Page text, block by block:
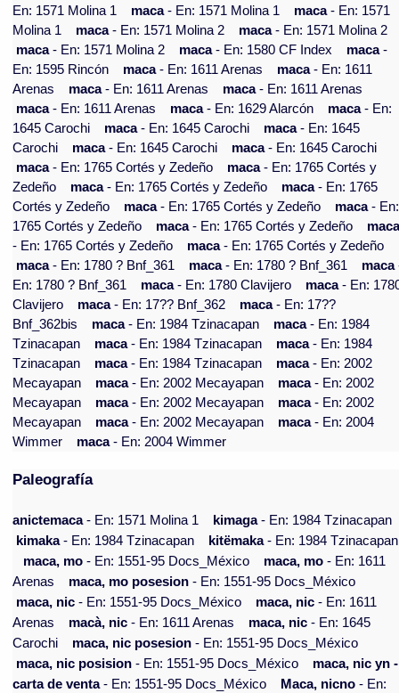
En: 1571 Molina 1
maca- En: 1571 Molina 1 maca- En: 1571
Molina 1
maca- En: 1571 Molina 2 maca- En: 1571 Molina 2
maca- En: 1571 Molina 2 maca- En: 1580 CF Index maca-
En: 1595 Rincón
maca- En: 1611 Arenas maca- En: 1611
Arenas
maca- En: 1611 Arenas maca- En: 1611 Arenas
maca- En: 1611 Arenas maca- En: 1629 Alarcón maca- En:
1645 Carochi
maca- En: 1645 Carochi maca- En: 1645
Carochi
maca- En: 1645 Carochi maca- En: 1645 Carochi
maca- En: 1765 Cortés y Zedeño maca- En: 1765 Cortés y
Zedeño
maca- En: 1765 Cortés y Zedeño maca- En: 1765
Cortés y Zedeño
maca- En: 1765 Cortés y Zedeño maca- En:
1765 Cortés y Zedeño
maca- En: 1765 Cortés y Zedeño
- En: 1765 Cortés y Zedeño
maca- En: 1765 Cortés y Zedeño
maca- En: 1780 ? Bnf_361 maca- En: 1780 ? Bnf_361 maca
En: 1780 ? Bnf_361
maca- En: 1780 Clavijero maca- En:
Clavijero
maca- En: 17?? Bnf_362 maca- En: 17??
Bnf_362bis
maca- En: 1984 Tzinacapan maca- En: 1984
Tzinacapan
maca- En: 1984 Tzinacapan maca- En: 1984
Tzinacapan
maca- En: 1984 Tzinacapan maca- En: 2002
Mecayapan
maca- En: 2002 Mecayapan maca- En: 2002
Mecayapan
maca- En: 2002 Mecayapan maca- En: 2002
Mecayapan
maca- En: 2002 Mecayapan maca- En: 2004
Wimmer
maca- En: 2004 Wimmer
Paleografía
anictemaca- En: 1571 Molina 1 kimaga- En: 1984 Tzinacapan
kimaka- En: 1984 Tzinacapan kitëmaka- En: 1984 Tzinacapan
maca, mo - En: 1551-95 Docs_México maca, mo - En: 1611
Arenas
maca, mo posesion - En: 1551-95 Docs_México
maca, nic - En: 1551-95 Docs_México maca, nic - En: 1611
Arenas
macà, nic - En: 1611 Arenas maca, nic - En: 1645
Carochi
maca, nic posesion - En: 1551-95 Docs_México
maca, nic posision - En: 1551-95 Docs_México
maca, nic yn -
carta de venta- En: 1551-95 Docs_México Maca, nicno - En: